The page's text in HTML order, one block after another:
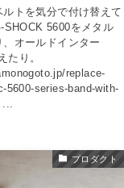
トを気分で付け替えて
SHOCK 5600をメタル
オールドインター
たり。
replace-
5600-series-band-with-
プロダクト